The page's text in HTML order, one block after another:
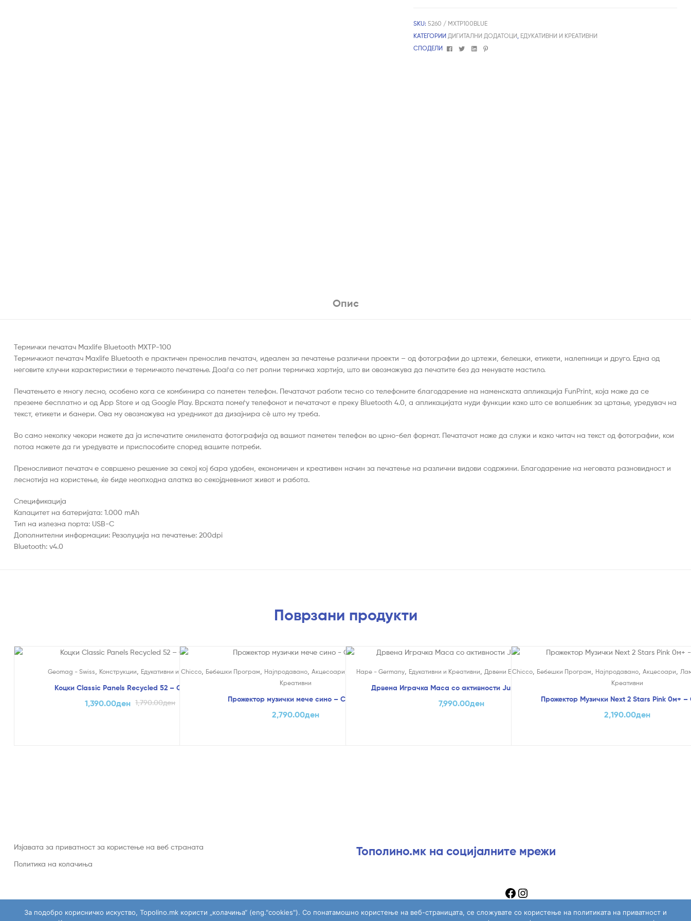
SKU:5260 / MXTP100BLUE
КАТЕГОРИИ ДИГИТАЛНИ ДОДАТОЦИ ЕДУКАТИВНИ И КРЕАТИВНИ
СПОДЕЛИ
FacebookTwitterLinkedin
Pinterest
Опис
Термички печатач Maxlife Bluetooth MXTP-100
Термичкиот печатач Maxlife Bluetooth е практичен пренослив печатач, идеален за печатење различни проекти – од фотографии до цртежи, белешки, етикети, налепници и друго. Една од
неговите клучни карактеристики е термичкото печатење. Доаѓа со пет ролни термичка хартија, што ви овозможува да печатите без да менувате мастило.
Печатењето е многу лесно, особено кога се комбинира со паметен телефон. Печатачот работи тесно со телефоните благодарение на наменската апликација FunPrint, која може да се
преземе бесплатно и од App Store и од Google Play. Врската помеѓу телефонот и печатачот е преку Bluetooth 4.0, а апликацијата нуди функции како што се волшебник за цртање, уредувач на
текст, етикети и банери. Ова му овозможува на уредникот да дизајнира сè што му треба.
Во само неколку чекори можете да ја испечатите омилената фотографија од вашиот паметен телефон во црно-бел формат. Печатачот може да служи и како читач на текст од фотографии, кои
потоа можете да ги уредувате и приспособите според вашите потреби.
Преносливиот печатач е совршено решение за секој кој бара удобен, економичен и креативен начин за печатење на различни видови содржини. Благодарение на неговата разновидност и
леснотија на користење, ќе биде неопходна алатка во секојдневниот живот и работа.
Спецификација
Капацитет на батеријата: 1.000 mAh
Тип на излезна порта: USB-C
Дополнителни информации: Резолуција на печатење: 200dpi
Bluetooth: v4.0
Поврзани продукти
Geomag - Swiss Конструкции Едукативни и Креативни
Коцки Classic Panels Recycled 52 – Geomag
1,790.00ден
1,390.00ден
Chicco, Бебешки Програм Најпродавано, Акцесоари Ламби, Едукативни и
Креативни
Прожектор музички мече сино – Chicco
2,790.00ден
Hape - Germany, Едукативни и Креативни Дрвени Едукативни Играчки
Дрвена Играчка Маса со активности Jungle – Hape
7,990.00ден
Chicco Бебешки Програм Најпродавано ,Акцесоари
Креативни
Прожектор Музички Next 2 Stars Pink 0м+ –
2,190.00ден
Изјавата за приватност за користење на веб страната
Политика на колачиња
Тополино.мк на социјалните мрежи
За подобро корисничко искуство, Topolino.mk користи „колачиња“ (eng."cookies"). Со понатамошно користење на веб-страницата, се сложувате со користење на политиката на приватност и